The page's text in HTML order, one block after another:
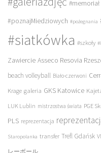
#memoriał
#poznajMiedziowych #pożegnania
#siatkówka #szkoły
Zawiercie Asseco Resovia
beach volleyball Biało-czerwoni
Krage galeria GKS Katowice
LUK Lublin mistrzostwa świata PGE
PLS reprezentacja
Staropolanka transfer Trefl Gdańsk
レーボール